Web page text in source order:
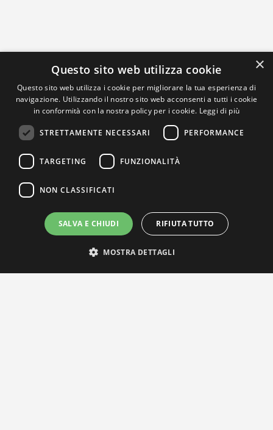
×
Questo sito web utilizza cookie
Questo sito web utilizza i cookie per migliorare la tua esperienza di
navigazione. Utilizzando il nostro sito web acconsenti a tutti i cookie
in conformità con la nostra policy per i cookie. Leggi di più
STRETTAMENTE NECESSARI PERFORMANCE
TARGETING FUNZIONALITÀ
NON CLASSIFICATI
SALVA E CHIUDI RIFIUTA TUTTO
MOSTRA DETTAGLI